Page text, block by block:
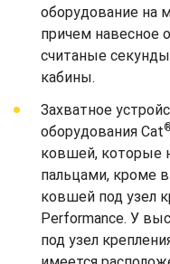
оборудование на
причем навесное
считаные
кабины.
Захватное
оборудования Cat
ковшей, которые
пальцами, кроме
ковшей под узел
Performance. У
под узел